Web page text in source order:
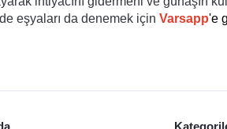
eşyaları da denemek için Varsapp'e